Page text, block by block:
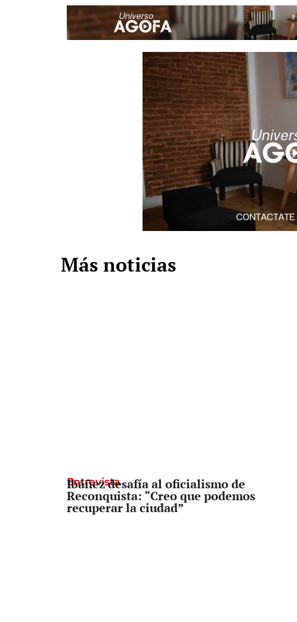
Más noticias
Entrevista
Ibáñez desafía al oficialismo de
Reconquista: “Creo que podemos
recuperar la ciudad”